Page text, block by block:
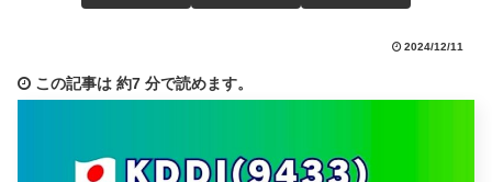
2024/12/11
この記事は 約7 分で読めます。